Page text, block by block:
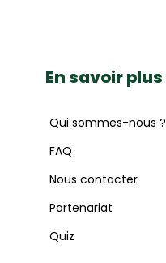
En savoir plus
Qui sommes-nous ?
FAQ
Nous contacter
Partenariat
Quiz